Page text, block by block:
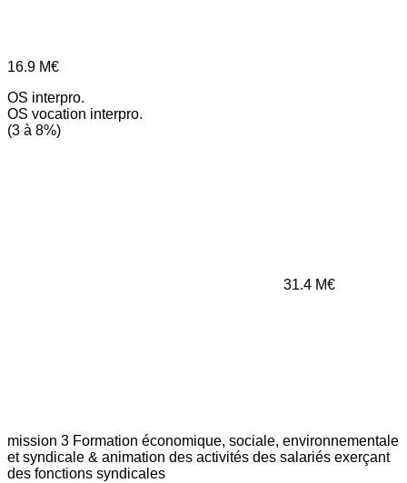
16.9 M€
OS interpro.
OS vocation interpro.
(3 à 8%)
31.4 M€
mission 3 Formation économique, sociale, environnementale
et syndicale & animation des activités des salariés exerçant
des fonctions syndicales